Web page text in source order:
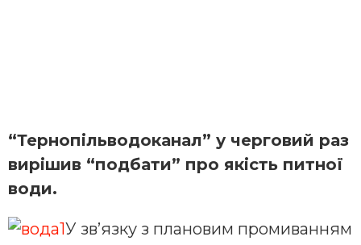
“Тернопільводоканал” у черговий раз
вирішив “подбати” про якість питної
води.
У зв’язку з плановим промиванням